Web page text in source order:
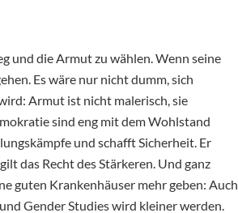
und die Armut zu wählen. Wenn seine
Es wäre nur nicht dumm, sich
Armut ist nicht malerisch, sie
sind eng mit dem Wohlstand
und schafft Sicherheit. Er
das Recht des Stärkeren. Und ganz
guten Krankenhäuser mehr geben: Auch
Gender Studies wird kleiner werden.